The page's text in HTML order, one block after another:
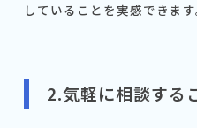
していることを実感できます
2.気軽に相談する